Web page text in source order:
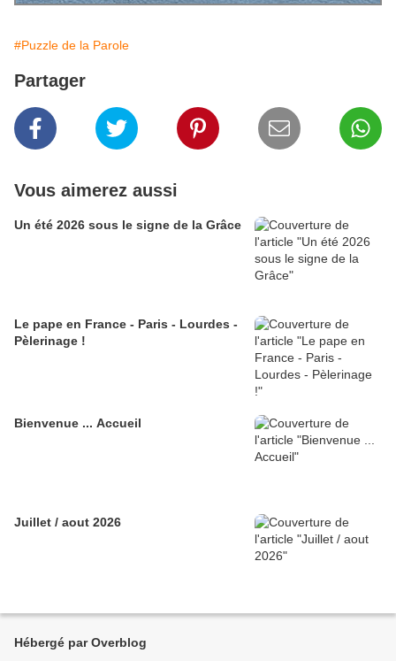
#Puzzle de la Parole
Partager
Vous aimerez aussi
Un été 2026 sous le signe de la Grâce
Le pape en France - Paris - Lourdes -
Pèlerinage !
Bienvenue ... Accueil
Juillet / aout 2026
Hébergé par Overblog